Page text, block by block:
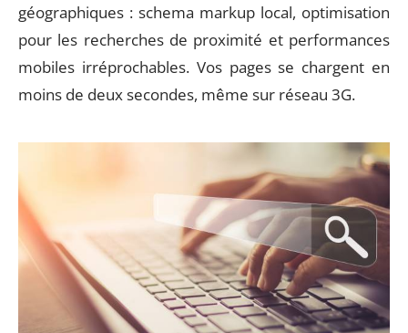
géographiques : schema markup local, optimisation
pour les recherches de proximité et performances
mobiles irréprochables. Vos pages se chargent en
moins de deux secondes, même sur réseau 3G.